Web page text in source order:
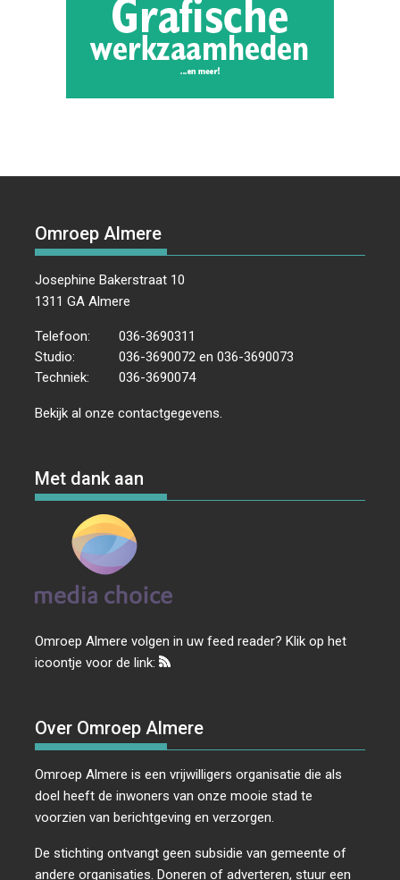
Omroep Almere
Josephine Bakerstraat 10
1311 GA Almere
Telefoon:
036-3690311
Studio:
036-3690072 en 036-3690073
Techniek:
036-3690074
Bekijk al onzecontactgegevens
Met dank aan
Omroep Almere volgen in uw feed reader? Klik op het
icoontje voor de link:
Over Omroep Almere
Omroep Almere is een vrijwilligers organisatie die als
doel heeft de inwoners van onze mooie stad te
voorzien van berichtgeving en verzorgen.
De stichting ontvangt geen subsidie van gemeente of
andere organisaties. Doneren of adverteren, stuur een